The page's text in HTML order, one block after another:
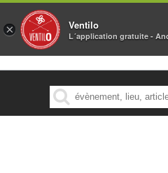
MENU
× Ventilo
L´application gratuite -